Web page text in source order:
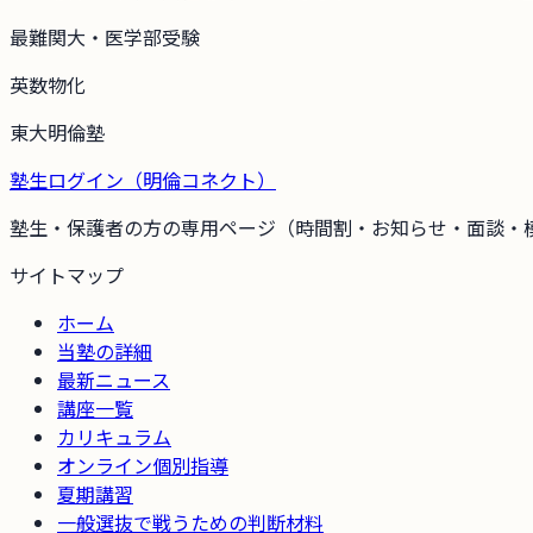
最難関大・医学部受験
英数物化
東大明倫塾
塾生ログイン（明倫コネクト）
塾生・保護者の方の専用ページ（時間割・お知らせ・面談・
サイトマップ
ホーム
当塾の詳細
最新ニュース
講座一覧
カリキュラム
オンライン個別指導
夏期講習
一般選抜で戦うための判断材料